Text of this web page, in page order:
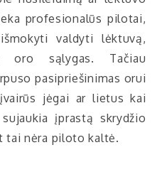
profesionalūs pilotai,
valdyti lėktuvą,
oro sąlygas. Tačiau
pasipriešinimas orui
jėgai ar lietus kai
įprastą skrydžio
tai nėra piloto kaltė.